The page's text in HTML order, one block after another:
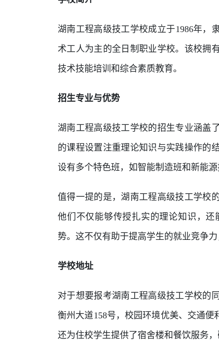
湖南工程高级技工学校成立于1986年，
术工人为主的全日制职业学校。该校拥
技术技能培训和综合素质教育。
招生专业与优势
湖南工程高级技工学校的招生专业涵盖
的课程设置注重理论知识与实践操作的
设有多个特色班，如智能制造班和新能
值得一提的是，湖南工程高级技工学校
他们不仅能够传授扎实的理论知识，
势。这不仅有助于提高学生的就业竞争
学校地址
对于想要报考湖南工程高级技工学校的
衡州大道158号，校园环境优美、交通
还为住校学生提供了宿舍楼和餐饮服务